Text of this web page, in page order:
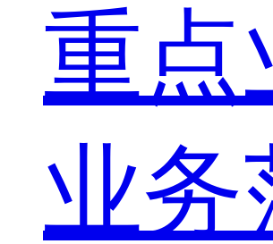
重点
业务